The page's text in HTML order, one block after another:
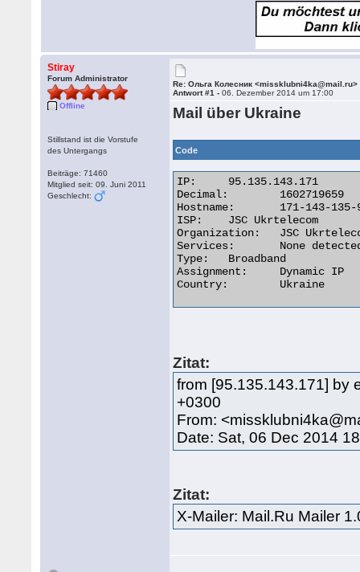
Stiray
Forum Administrator
Offline
Stillstand ist die Vorstufe
des Untergangs
Beiträge: 71460
Mitglied seit: 09. Juni 2011
Geschlecht:
Re: Ольга Колесник <missklubni4ka@mail.ru>
Antwort #1 -06. Dezember 2014 um 17:00
Mail über Ukraine
Code
IP:	95.135.143.171
Decimal:	1602719659
Hostname:	171-143-135-95.pool.ukrtel.net
ISP:	JSC Ukrtelecom
Organization:	JSC Ukrtelecom
Services:	None detected
Type:	Broadband
Assignment:	Dynamic IP
Country:	Ukraine
Zitat:
from [95.135.143.171] by
+0300
From:
Date: Sat, 06 Dec 2014
Zitat:
X-Mailer: Mail.Ru Mailer